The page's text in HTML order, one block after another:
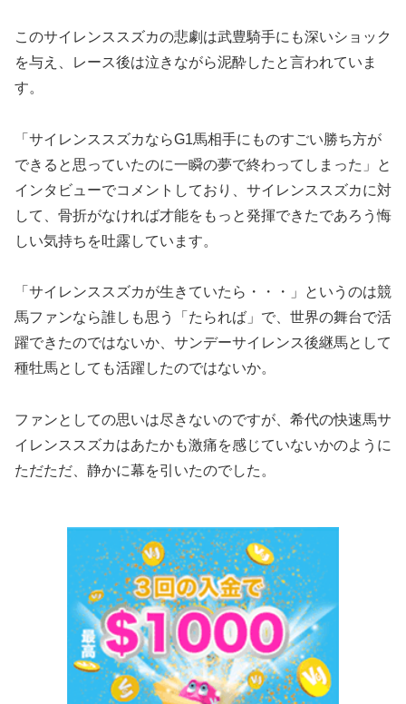
このサイレンススズカの悲劇は武豊騎手にも深いショック
を与え、レース後は泣きながら泥酔したと言われていま
す。
「 サイレンススズカならG1馬相手にものすごい勝ち方が
できると思っていたのに一瞬の夢で終わってしまった 」と
インタビューでコメントしており、サイレンススズカに対
して、骨折がなければ才能をもっと発揮できたであろう悔
しい気持ちを吐露しています。
「 サイレンススズカが生きていたら・・・
」というのは競
馬ファンなら誰しも思う「たられば」で、世界の舞台で活
躍できたのではないか、サンデーサイレンス後継馬として
種牡馬としても活躍したのではないか。
ファンとしての思いは尽きないのですが、希代の快速馬サ
イレンススズカはあたかも激痛を感じていないかのように
ただただ、静かに幕を引いたのでした。